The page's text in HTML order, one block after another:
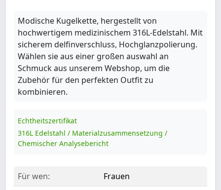
Modische Kugelkette, hergestellt von
hochwertigem medizinischem 316L-Edelstahl. Mit
sicherem delfinverschluss, Hochglanzpolierung.
Wählen sie aus einer großen auswahl an
Schmuck aus unserem Webshop, um die
Zubehör für den perfekten Outfit zu
kombinieren.
Echtheitszertifikat
316L Edelstahl / Materialzusammensetzung /
Chemischer Analysebericht
Für wen:
Frauen